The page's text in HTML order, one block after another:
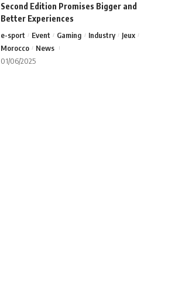
Second Edition Promises Bigger and
Better Experiences
e-sport Event Gaming Industry
Jeux
Morocco
News
01/06/2025